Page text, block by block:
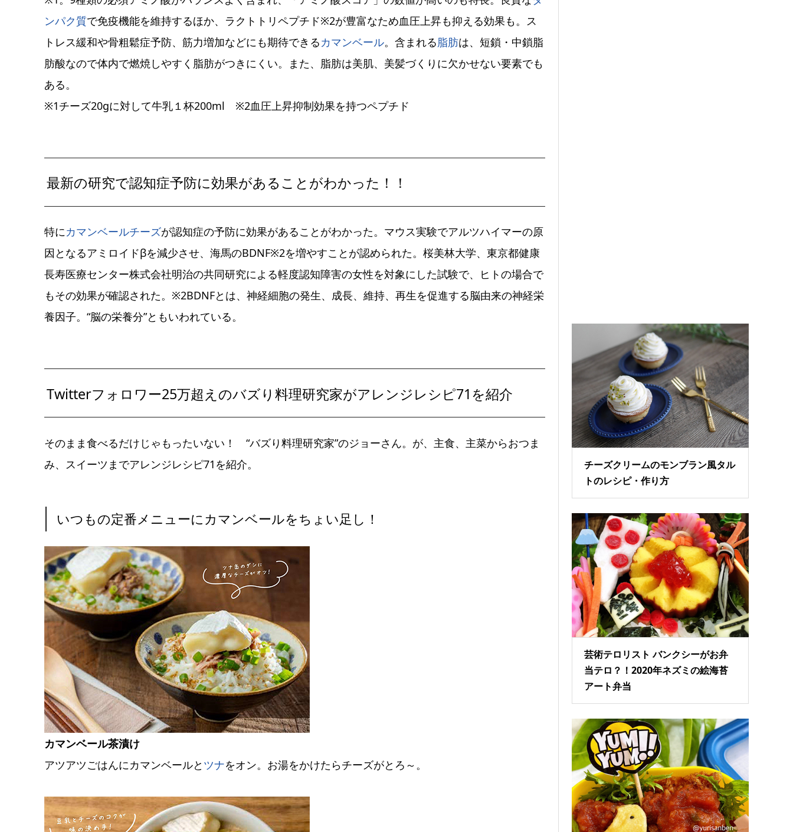
ンパク質で免疫機能を維持するほか、ラクトトリペプチド※2が豊富なため血圧上昇も抑える効果も。ス
トレス緩和や骨粗鬆症予防、筋力増加などにも期待できるカマンベール。含まれる脂肪は、短鎖・中鎖脂
肪酸なので体内で燃焼しやすく脂肪がつきにくい。また、脂肪は美肌、美髪づくりに欠かせない要素でも
ある。
※1チーズ20gに対して牛乳１杯200ml ※2血圧上昇抑制効果を持つペプチド
最新の研究で認知症予防に効果があることがわかった！！
特にカマンベールチーズが認知症の予防に効果があることがわかった。マウス実験でアルツハイマーの原
因となるアミロイドβを減少させ、海馬のBDNF※2を増やすことが認められた。桜美林大学、東京都健康
長寿医療センター株式会社明治の共同研究による軽度認知障害の女性を対象にした試験で、ヒトの場合で
もその効果が確認された。※2BDNFとは、神経細胞の発生、成長、維持、再生を促進する脳由来の神経栄
養因子。“脳の栄養分”ともいわれている。
Twitterフォロワー25万超えのバズり料理研究家がアレンジレシピ71を紹介
そのまま食べるだけじゃもったいない！ “バズり料理研究家”のジョーさん。が、主食、主菜からおつま
み、スイーツまでアレンジレシピ71を紹介。
いつもの定番メニューにカマンベールをちょい足し！
カマンベール茶漬け
アツアツごはんにカマンベールと ツナをオン。お湯をかけたらチーズがとろ～。
チーズクリームのモンブラン風タル
トのレシピ・作り方
芸術テロリスト バンクシーがお弁
当テロ？！2020年ネズミの絵海苔
アート弁当